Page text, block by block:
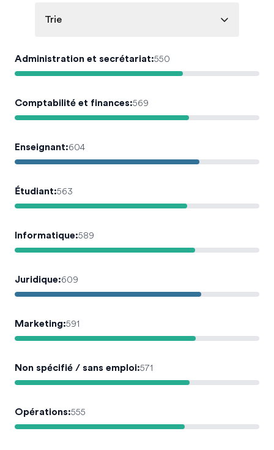
Trie
Administration et secrétariat:550
Comptabilité et finances:569
Enseignant:604
Étudiant:563
Informatique:589
Juridique:609
Marketing:591
Non spécifié / sans emploi:571
Opérations:555